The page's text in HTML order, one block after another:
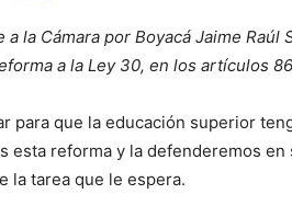
a la Cámara por Boyacá Jaime
a la Ley 30, en los artículos
para que la educación superior
esta reforma y la defenderemos
la tarea que le espera.